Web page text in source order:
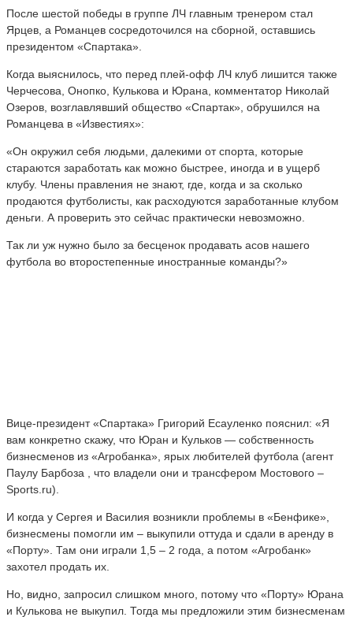
После шестой победы в группе ЛЧ главным тренером стал
Ярцев, а Романцев сосредоточился на сборной, оставшись
президентом «Спартака».
Когда выяснилось, что перед плей-офф ЛЧ клуб лишится также
Черчесова, Онопко, Кулькова и Юрана, комментатор Николай
Озеров, возглавлявший общество «Спартак», обрушился на
Романцева в «Известиях»:
«Он окружил себя людьми, далекими от спорта, которые
стараются заработать как можно быстрее, иногда и в ущерб
клубу. Члены правления не знают, где, когда и за сколько
продаются футболисты, как расходуются заработанные клубом
деньги. А проверить это сейчас практически невозможно.
Так ли уж нужно было за бесценок продавать асов нашего
футбола во второстепенные иностранные команды?»
Вице-президент «Спартака» Григорий Есауленко пояснил: «Я
вам конкретно скажу, что Юран и Кульков — собственность
бизнесменов из «Агробанка», ярых любителей футбола (агент
Паулу Барбоза , что владели они и трансфером Мостового –
Sports.ru).
И когда у Сергея и Василия возникли проблемы в «Бенфике»,
бизнесмены помогли им – выкупили оттуда и сдали в аренду в
«Порту». Там они играли 1,5 – 2 года, а потом «Агробанк»
захотел продать их.
Но, видно, запросил слишком много, потому что «Порту» Юрана
и Кулькова не выкупил. Тогда мы предложили этим бизнесменам